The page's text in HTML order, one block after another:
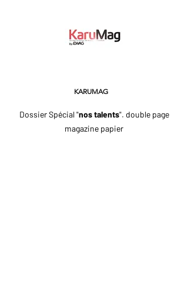
KARUMAG
Dossier Spécial "nos talents". double page
magazine papier